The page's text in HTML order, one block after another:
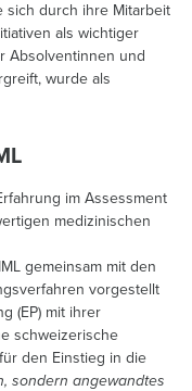
sich durch ihre Mitarbeit
als wichtiger
Absolventinnen und
wurde als
im Assessment
medizinischen
gemeinsam mit den
vorgestellt
(EP) mit ihrer
schweizerische
den Einstieg in die
sondern angewandtes